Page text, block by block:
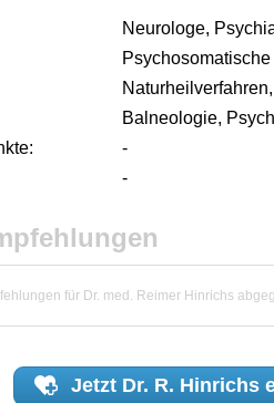
Neurologe,
Balneologie,
-
-
für Dr. med. Reimer Hinrichs
Jetzt Dr. R. Hinrichs